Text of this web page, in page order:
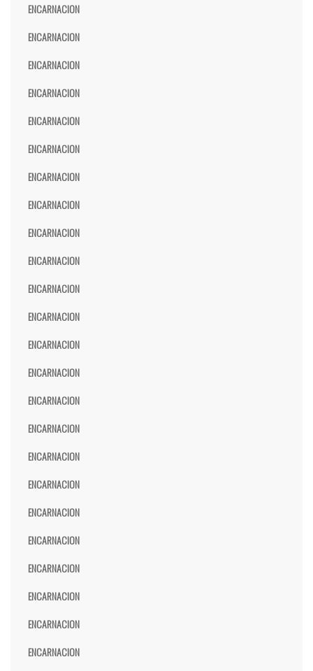
ENCARNACION
ENCARNACION
ENCARNACION
ENCARNACION
ENCARNACION
ENCARNACION
ENCARNACION
ENCARNACION
ENCARNACION
ENCARNACION
ENCARNACION
ENCARNACION
ENCARNACION
ENCARNACION
ENCARNACION
ENCARNACION
ENCARNACION
ENCARNACION
ENCARNACION
ENCARNACION
ENCARNACION
ENCARNACION
ENCARNACION
ENCARNACION